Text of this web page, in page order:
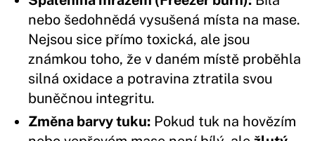
nebo šedohnědá vysušená místa na mase.
Nejsou sice přímo toxická, ale jsou
známkou toho, že v daném místě proběhla
silná oxidace a potravina ztratila svou
buněčnou integritu.
Změna barvy tuku: Pokud tuk na hovězím